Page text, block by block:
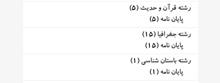
رشته قرآن و حدیث (5)
پایان نامه (5)
رشته جغرافیا (15)
پایان نامه (15)
رشته باستان شناسی (1)
پایان نامه (1)